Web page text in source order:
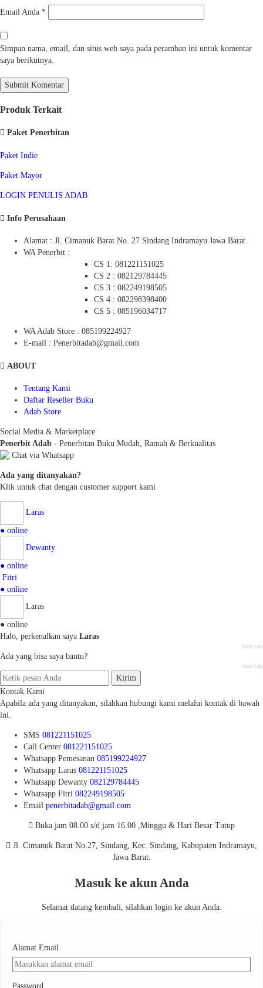
Email Anda *
Simpan nama, email, dan situs web saya pada peramban ini untuk komentar
saya berikutnya.
Produk Terkait
Paket Penerbitan
Paket Indie
Paket Mayor
LOGIN PENULIS ADAB
Info Perusahaan
Alamat : Jl. Cimanuk Barat No. 27 Sindang Indramayu Jawa Barat
WA Penerbit :
CS 1: 081221151025
CS 2 : 082129784445
CS 3 : 082249198505
CS 4 : 082298398400
CS 5 : 085196034717
WA Adab Store : 085199224927
E-mail : Penerbitadab@gmail.com
ABOUT
Tentang Kami
Daftar Reseller Buku
Adab Store
Social Media & Marketplace
Penerbit Adab - Penerbitan Buku Mudah, Ramah & Berkualitas
Chat via Whatsapp
Ada yang ditanyakan?
Klik untuk chat dengan customer support kami
Laras
● online
Dewanty
● online
Fitri
● online
Laras
● online
Halo, perkenalkan saya Laras
baru saja
Ada yang bisa saya bantu?
baru saja
Kirim
Kontak Kami
Apabila ada yang ditanyakan, silahkan hubungi kami melalui kontak di bawah
ini.
SMS 081221151025
Call Center 081221151025
Whatsapp Pemesanan 085199224927
Whatsapp Laras 081221151025
Whatsapp Dewanty 082129784445
Whatsapp Fitri 082249198505
Email penerbitadab@gmail.com
Buka jam 08.00 s/d jam 16.00 ,Minggu & Hari Besar Tutup
Jl. Cimanuk Barat No.27, Sindang, Kec. Sindang, Kabupaten Indramayu,
Jawa Barat.
Masuk ke akun Anda
Selamat datang kembali, silahkan login ke akun Anda.
Alamat Email
Password